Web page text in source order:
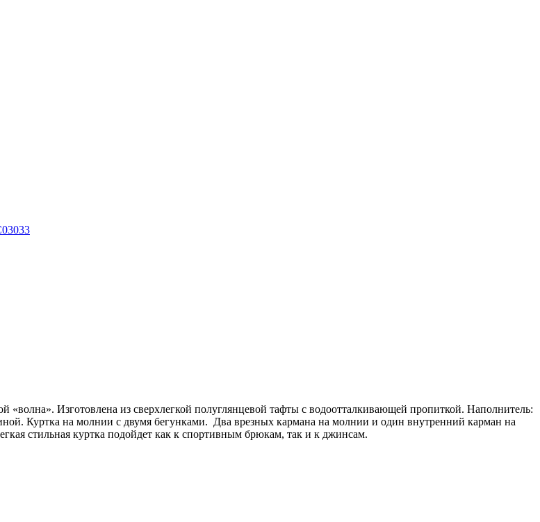
«волна». Изготовлена из сверхлегкой полуглянцевой тафты с водоотталкивающей пропиткой. Наполнитель:
Куртка на молнии с двумя бегунками. Два врезных кармана на молнии и один внутренний карман на
стильная куртка подойдет как к спортивным брюкам, так и к джинсам.